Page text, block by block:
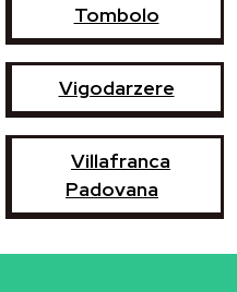
Tombolo
Vigodarzere
Villafranca
Padovana